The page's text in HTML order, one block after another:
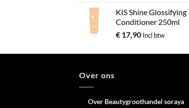
KIS Shine Glossifying
Conditioner 250ml
€ 17,90 Incl btw
Over ons
Over Beautygroothandel soraya